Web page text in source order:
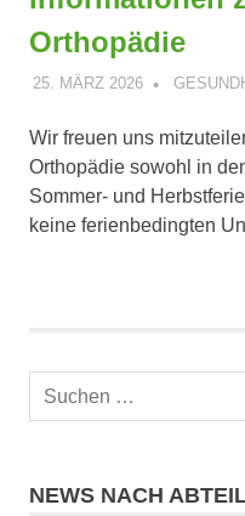
Orthopädie
25. MÄRZ 2026
Wir freuen uns
Orthopädie sowohl in
Sommer- und
keine ferienbedingten
Suchen
NEWS NACH